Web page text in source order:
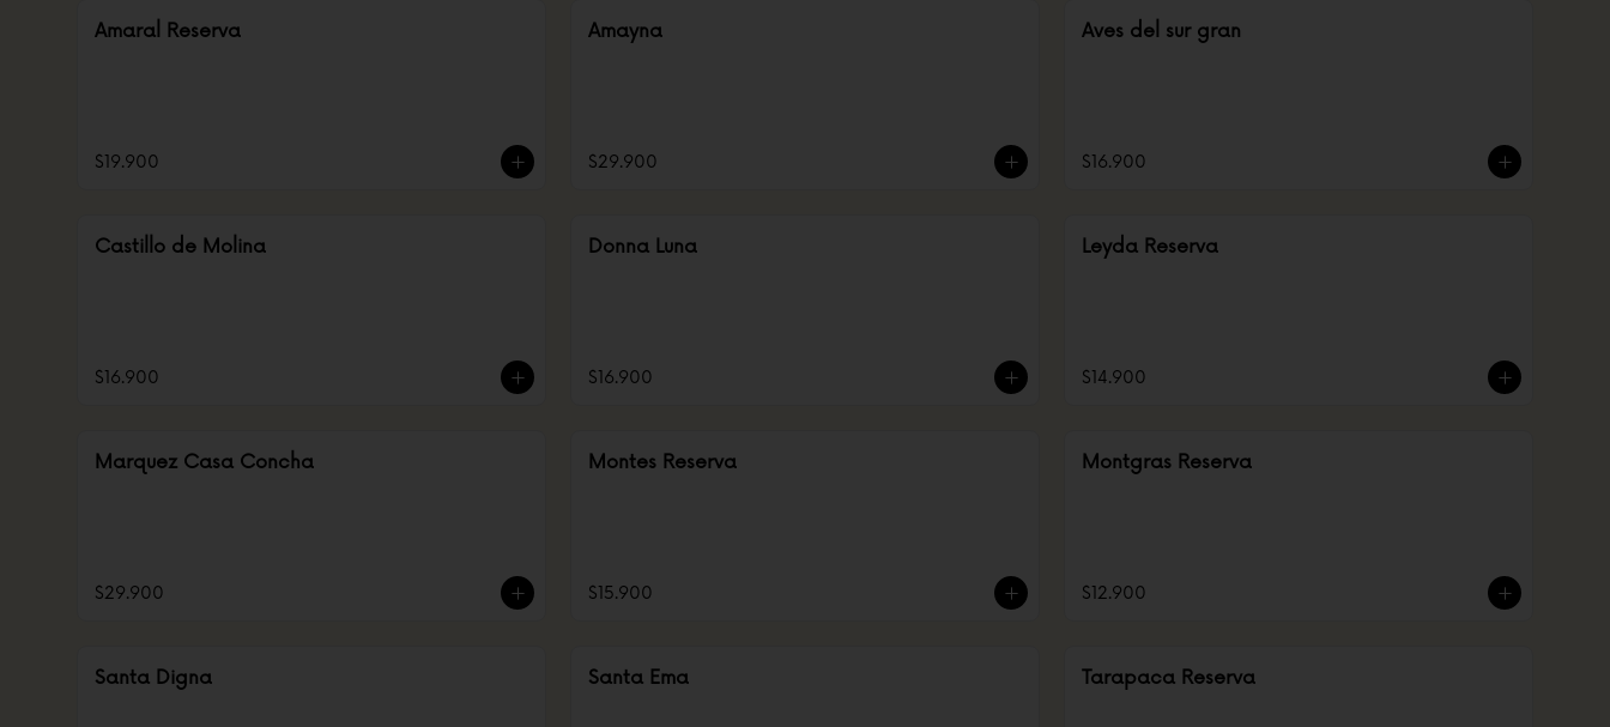
Amaral Reserva
$19.900
Amayna
$29.900
Aves del sur gran
$16.900
Castillo de Molina
$16.900
Donna Luna
$16.900
Leyda Reserva
$14.900
Marquez Casa Concha
$29.900
Montes Reserva
$15.900
Montgras Reserva
$12.900
Santa Digna Santa Ema Tarapaca Reserva